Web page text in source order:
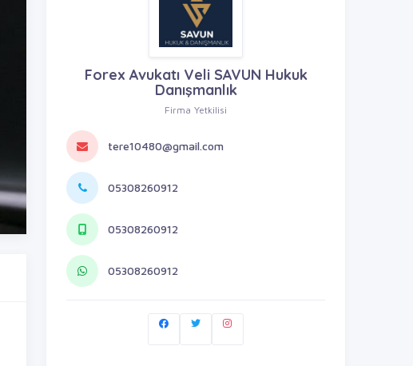
Forex Avukatı Veli SAVUN Hukuk
Danışmanlık
Firma Yetkilisi
tere10480@gmail.com
05308260912
05308260912
05308260912